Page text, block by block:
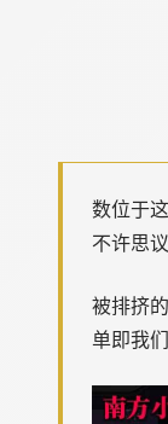
数位于
不许思
被排挤
单即我